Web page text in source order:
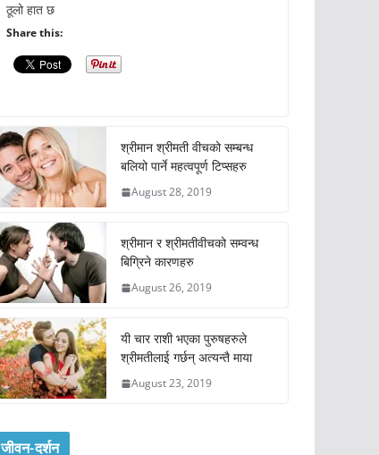
ठूलो हात छ
Share this:
श्रीमान श्रीमती वीचको सम्बन्ध
बलियो पार्ने महत्वपूर्ण टिप्सहरु
August 28, 2019
श्रीमान र श्रीमतीवीचको सम्वन्ध
बिग्रिने कारणहरु
August 26, 2019
यी चार राशी भएका पुरुषहरुले
श्रीमतीलाई गर्छन् अत्यन्तै माया
August 23, 2019
जीवन-दर्शन